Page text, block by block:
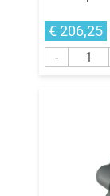
€ 206,25
-